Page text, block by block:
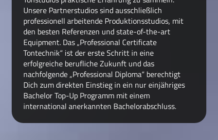
Unsere Partnerstudios sind ausschließlich
professionell arbeitende Produktionsstudios, mit
den besten Referenzen und state-of-the-art
Equipment. Das „Professional Certificate
Tontechnik“ ist der erste Schritt in eine
erfolgreiche berufliche Zukunft und das
nachfolgende „Professional Diploma“ berechtigt
Dich zum direkten Einstieg in ein nur einjähriges
Bachelor Top-Up Programm mit einem
international anerkannten Bachelorabschluss.